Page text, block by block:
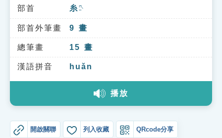
索引選單
知識索引
單字索引
生命大百科索引
教學應用
部首 糸 ㄇㄧˋ
部首外筆畫 9 畫
總筆畫 15 畫
漢語拼音 huǎn
播放
開啟關聯 列入收藏 QRcode分享